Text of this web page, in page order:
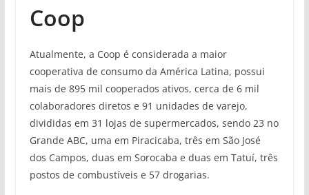
Coop
Atualmente, a Coop é considerada a maior
cooperativa de consumo da América Latina, possui
mais de 895 mil cooperados ativos, cerca de 6 mil
colaboradores diretos e 91 unidades de varejo,
divididas em 31 lojas de supermercados, sendo 23 no
Grande ABC, uma em Piracicaba, três em São José
dos Campos, duas em Sorocaba e duas em Tatuí, três
postos de combustíveis e 57 drogarias.